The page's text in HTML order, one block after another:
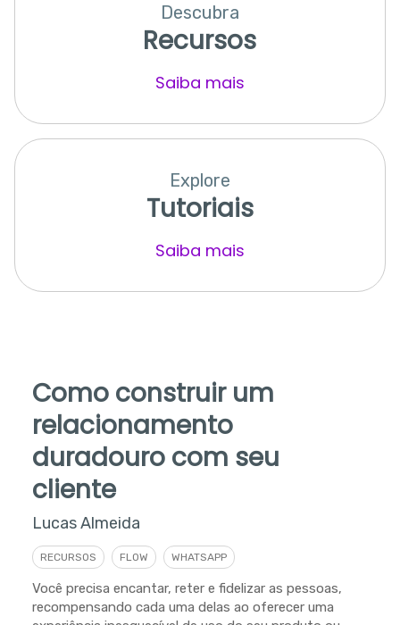
Descubra
Recursos
Saiba mais
Explore
Tutoriais
Saiba mais
Como construir um
relacionamento
duradouro com seu
cliente
Lucas Almeida
RECURSOS FLOW WHATSAPP
Você precisa encantar, reter e fidelizar as pessoas,
recompensando cada uma delas ao oferecer uma